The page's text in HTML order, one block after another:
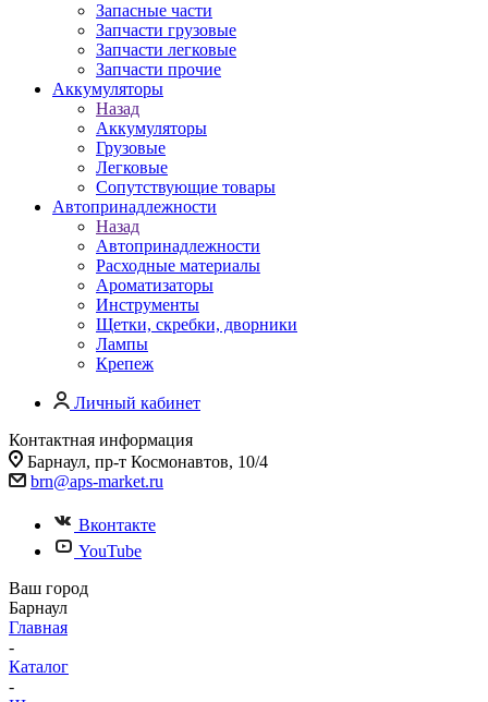
Запасные части
Запчасти грузовые
Запчасти легковые
Запчасти прочие
Аккумуляторы
Назад
Аккумуляторы
Грузовые
Легковые
Сопутствующие товары
Автопринадлежности
Назад
Автопринадлежности
Расходные материалы
Ароматизаторы
Инструменты
Щетки, скребки, дворники
Лампы
Крепеж
Личный кабинет
Контактная информация
Барнаул, пр-т Космонавтов, 10/4
brn@aps-market.ru
Вконтакте
YouTube
Ваш город
Барнаул
Главная
-
Каталог
-